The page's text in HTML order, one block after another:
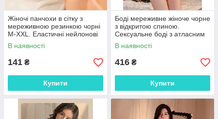
Жіночі панчохи в сітку з
мереживною резинкою чорні
M-XXL. Еластичні нейлонові
панчохи для пояса
В наявності
141 ₴
Купити
Боді мереживне жіноче чорне
з відкритою спиною.
Сексуальне боді з атласним
бантом XS–XL
В наявності
416 ₴
Купити